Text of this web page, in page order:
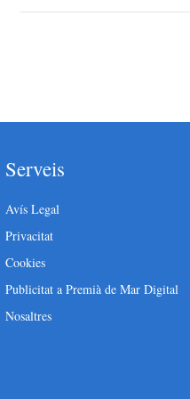
Serveis
Avís Legal
Privacitat
Cookies
Publicitat a Premià de Mar Digital
Nosaltres